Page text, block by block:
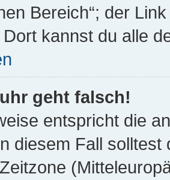
Bereich“; der
kannst du alle
geht falsch!
entspricht die
diesem Fall solltest